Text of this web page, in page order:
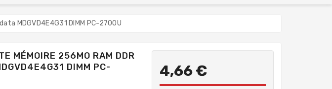
MDGVD4E4G31 DIMM PC-2700U
MÉMOIRE 256MO RAM DDR
DIMM PC-
4,66 €